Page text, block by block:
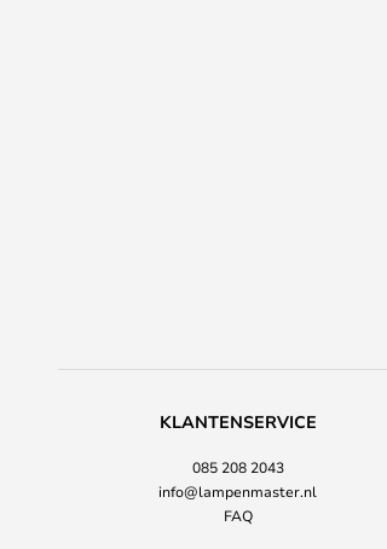
KLANTENSERVICE
085 208 2043
info@lampenmaster.nl
FAQ